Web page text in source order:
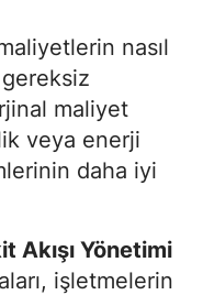
nasıl
maliyet
veya enerji
daha iyi
Akışı Yönetimi
işletmelerin